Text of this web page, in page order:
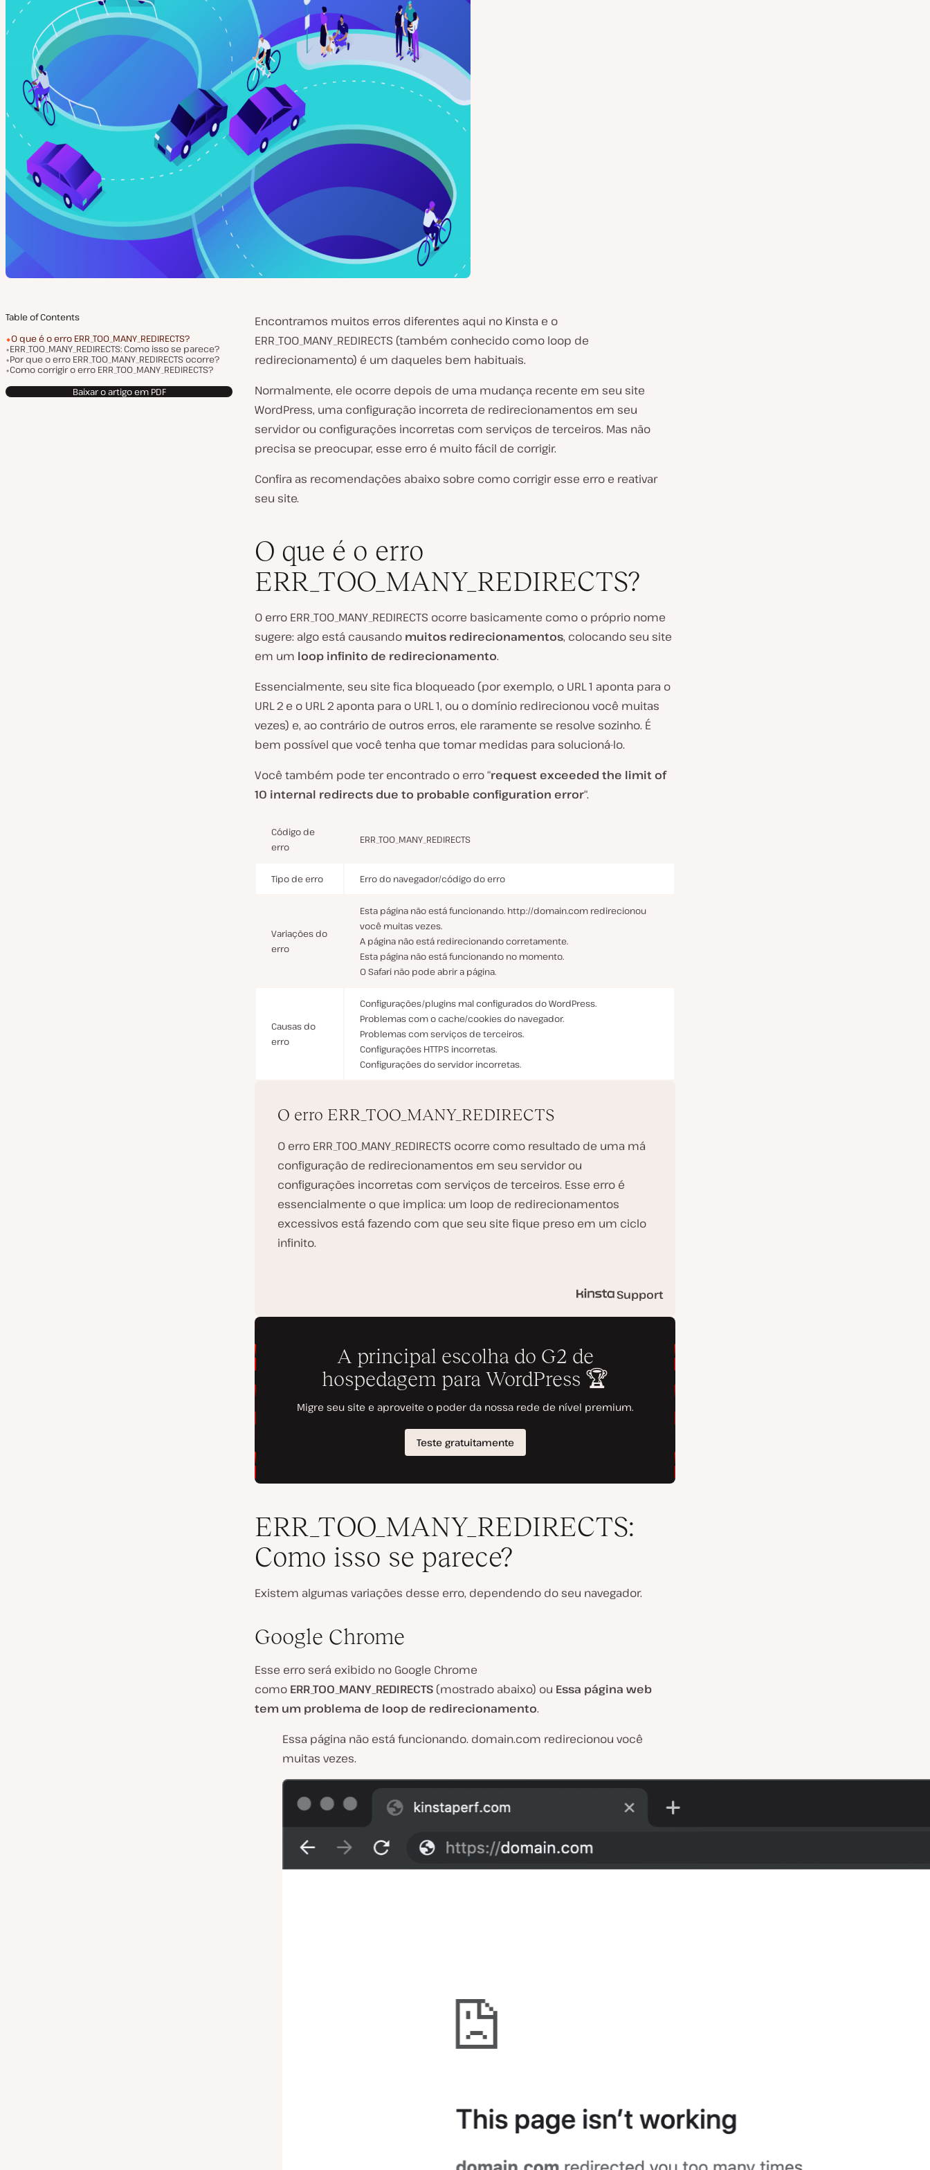
Table of Contents
O que é o erro ERR_TOO_MANY_REDIRECTS?
ERR_TOO_MANY_REDIRECTS: Como isso se parece?
Por que o erro ERR_TOO_MANY_REDIRECTS ocorre?
Como corrigir o erro ERR_TOO_MANY_REDIRECTS?
Baixar o artigo em PDF
Encontramos muitos erros diferentes aqui no Kinsta e o
ERR_TOO_MANY_REDIRECTS (também conhecido como loop de
redirecionamento) é um daqueles bem habituais.
Normalmente, ele ocorre depois de uma mudança recente em seu site
WordPress, uma configuração incorreta de redirecionamentos em seu
servidor ou configurações incorretas com serviços de terceiros. Mas não
precisa se preocupar, esse erro é muito fácil de corrigir.
Confira as recomendações abaixo sobre como corrigir esse erro e reativar
seu site.
O que é o erro
ERR_TOO_MANY_REDIRECTS?
O erro ERR_TOO_MANY_REDIRECTS ocorre basicamente como o próprio nome
sugere: algo está causando muitos redirecionamentos, colocando seu site
em um loop infinito de redirecionamento.
Essencialmente, seu site fica bloqueado (por exemplo, o URL 1 aponta para o
URL 2 e o URL 2 aponta para o URL 1, ou o domínio redirecionou você muitas
vezes) e, ao contrário de outros erros, ele raramente se resolve sozinho. É
bem possível que você tenha que tomar medidas para solucioná-lo.
Você também pode ter encontrado o erro “request exceeded the limit of
10 internal redirects due to probable configuration error“.
Código de
erro
ERR_TOO_MANY_REDIRECTS
Tipo de erro Erro do navegador/código do erro
Variações do
erro
Esta página não está funcionando. http://domain.com redirecionou
você muitas vezes.
A página não está redirecionando corretamente.
Esta página não está funcionando no momento.
O Safari não pode abrir a página.
Causas do
erro
Configurações/plugins mal configurados do WordPress.
Problemas com o cache/cookies do navegador.
Problemas com serviços de terceiros.
Configurações HTTPS incorretas.
Configurações do servidor incorretas.
O erro ERR_TOO_MANY_REDIRECTS
O erro ERR_TOO_MANY_REDIRECTS ocorre como resultado de uma má
configuração de redirecionamentos em seu servidor ou
configurações incorretas com serviços de terceiros. Esse erro é
essencialmente o que implica: um loop de redirecionamentos
excessivos está fazendo com que seu site fique preso em um ciclo
infinito.
Support
ERR_TOO_MANY_REDIRECTS:
Como isso se parece?
Existem algumas variações desse erro, dependendo do seu navegador.
Google Chrome
Esse erro será exibido no Google Chrome
como ERR_TOO_MANY_REDIRECTS (mostrado abaixo) ou Essa página web
tem um problema de loop de redirecionamento.
Essa página não está funcionando. domain.com redirecionou você
muitas vezes.